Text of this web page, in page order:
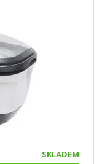
SKLADEM